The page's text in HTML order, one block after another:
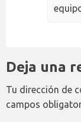
Deja una
Tu dirección de
campos